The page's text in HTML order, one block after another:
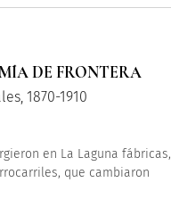
DE FRONTERA
1870-1910
en La Laguna fábricas,
que cambiaron